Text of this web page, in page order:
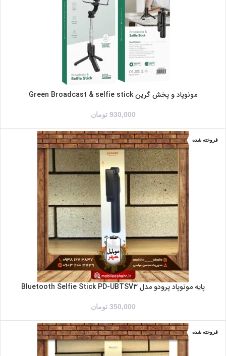
مونوپاد و پخش گرین Green Broadcast & selfie stick
930,000 تومان
فروخته شده
پایه مونوپاد پرودو مدل Bluetooth Selfie Stick PD-UBTSV3
350,000 تومان
فروخته شده